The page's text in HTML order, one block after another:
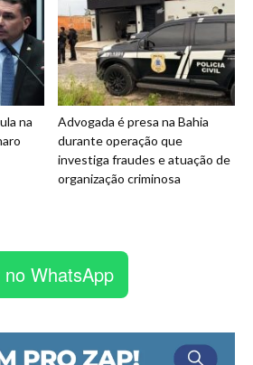
na
Advogada é presa na Bahia
durante operação que
investiga fraudes e atuação de
organização criminosa
WhatsApp